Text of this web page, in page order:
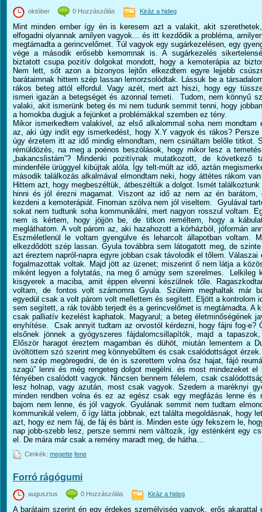
október 0 Hozzászólás Kiráz a hideg
Mint minden ember így én is keresem azt a valakit, akit
elfogadni olyannak amilyen vagyok… és itt kezdődik a probléma,
megtámadta a gerincvelőmet. Túl vagyok egy sugárkezelésen, egy
vége a második erősebb kemomnak is. A sugárkezelés
biztatott csupa pozitív dolgokat mondott, hogy a kemoterápia az
Nem lett, sőt azon a bizonyos lejtőn elkezdtem egyre lejjebb
barátaimnak hittem szép lassan lemorzsolódtak. Lássuk be a
rákos beteg attól elfordul. Vagy azét, mert azt hiszi, hogy egy
ismeri igazán a betegséget és azonnal temeti. Tudom, nem könnyű
valaki, akit ismerünk beteg és mi nem tudunk semmit tenni, hogy
a homokba dugjuk a fejünket a problémákkal szemben ez tény.
Mikor ismerkedtem valakivel, az első alkalommal soha nem
az, aki úgy indít egy ismerkedést, hogy X.Y vagyok és rákos? Persze
úgy érzetem itt az idő mindig elmondtam, nem csináltam belőle titkot.
rémüldözés, na meg a poénos beszólások, hogy mikor lesz a
„bakancslistám”? Mindenki pozitívnak mutatkozott, de
mindenféle ürüggyel kibújtak alóla. Így telt-múlt az idő, aztán
második találkozás alkalmával elmondtam neki, hogy áttétes rákom
Hittem azt, hogy megbeszéltük, átbeszéltük a dolgot. Ismét
hinni és jól érezni magamat. Viszont az idő az nem az én
kezdeni a kemoterápiát. Finoman szólva nem jól viseltem. Gyulával
sokat nem tudtunk soha kommunikálni, mert nagyon rosszul voltam.
nem is kértem, hogy jöjjön be, de titkon reméltem, hogy a
megláthatom. A volt párom az, aki hazahozott a kórházból, jóformán
Eszméletlenül le voltam gyengülve és leharcolt állapotban voltam.
elkezdődött szép lassan. Gyula továbbra sem látogatott meg, de
azt éreztem napról-napra egyre jobban csak távolodik el tőlem. Válaszai
fogalmazottak voltak. Majd jött az üzenet; miszerint ő nem látja a
miként legyen a folytatás, na meg ő amúgy sem szerelmes. Lelkileg
kisgyerek a maciba, amit éppen elvenni készülnek tőle.
voltam, de fontos volt számomra Gyula. Szüleim meghaltak már
egyedül csak a volt párom volt mellettem és segített. Eljött a kontrolom
sem segített, a rák tovább terjedt és a gerincvelőmet is megtámadta. A
csak palliatív kezelést kaphatok. Magyarul; a beteg életminőségének
enyhítése. Csak annyit tudtam az orvostól kérdezni, hogy fájni fog-e?
elsőnek jönnek a gyógyszeres fájdalomcsillapítók, majd a
Először haragot éreztem magamban és dühöt, miután lementem a
üvöltöttem szó szerint meg könnyebűltem és csak csalódottságot
nem szép megöregedni, de én is szerettem volna ősz hajat, fájó
szagú” lenni és még rengeteg dolgot megélni. és most mindezeket
fényében csalódott vagyok. Nincsen bennem félelem, csak
lesz holnap, vagy azután, most csak vagyok. Szedem a maréknyi
minden rendben volna és ez az egész csak egy megfázás lenne és
bajom nem lenne, és jól vagyok. Gyulának semmit nem tudtam
kommunikál velem, ő így látta jobbnak, ezt találta megoldásnak, hogy
azt, hogy ez nem fáj, de fáj és bánt is. Minden este úgy fekszem le,
nap jobb-szebb lesz, persze semmi nem változik, így esténként egy
el. De mára már csak a remény maradt meg, de hátha…
Cimkék: megette fene
Forró rágógumi
augusztus 0 Hozzászólás Kiráz a hideg
A barátaim szerint én egy érdekes személyiség vagyok, erős